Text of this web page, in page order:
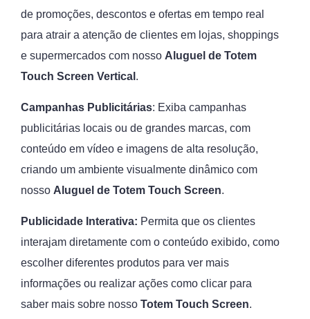
de promoções, descontos e ofertas em tempo real
para atrair a atenção de clientes em lojas, shoppings
e supermercados com nosso Aluguel de Totem
Touch Screen Vertical .
Campanhas Publicitárias: Exiba campanhas
publicitárias locais ou de grandes marcas, com
conteúdo em vídeo e imagens de alta resolução,
criando um ambiente visualmente dinâmico com
nosso Aluguel de Totem Touch Screen.
Publicidade Interativa: Permita que os clientes
interajam diretamente com o conteúdo exibido, como
escolher diferentes produtos para ver mais
informações ou realizar ações como clicar para
saber mais sobre nosso Totem Touch Screen.